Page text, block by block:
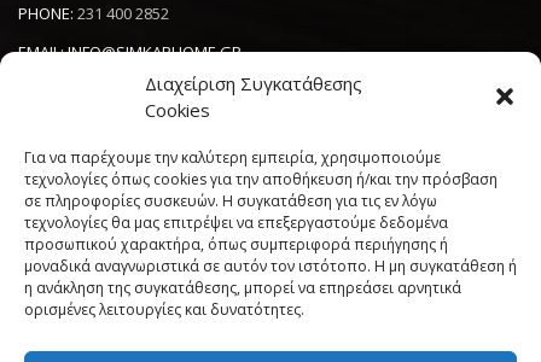
Διαχείριση Συγκατάθεσης
Cookies
Για να παρέχουμε την καλύτερη εμπειρία, χρησιμοποιούμε
τεχνολογίες όπως cookies για την αποθήκευση ή/και την πρόσβαση
σε πληροφορίες συσκευών. Η συγκατάθεση για τις εν λόγω
τεχνολογίες θα μας επιτρέψει να επεξεργαστούμε δεδομένα
προσωπικού χαρακτήρα, όπως συμπεριφορά περιήγησης ή
μοναδικά αναγνωριστικά σε αυτόν τον ιστότοπο. Η μη συγκατάθεση ή
η ανάκληση της συγκατάθεσης, μπορεί να επηρεάσει αρνητικά
ορισμένες λειτουργίες και δυνατότητες.
PHONE: 231 400 2852
EMAIL:INFO@SIMKARHOME.GR
ΓΡ.ΛΑΜΠΡΑΚΗ 43, ΘΕΣΣΑΛΟΝΙΚΗ, 54638
NEWSLETTER
----------------------